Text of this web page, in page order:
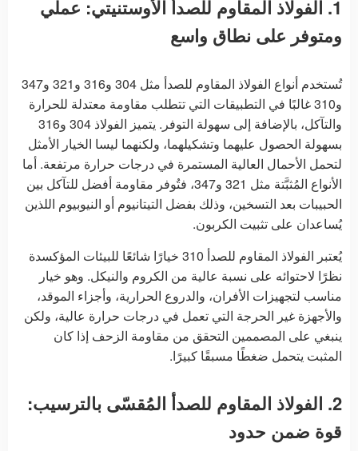
1. الفولاذ المقاوم للصدأ الأوستنيتي: عملي
ومتوفر على نطاق واسع
تُستخدم أنواع الفولاذ المقاوم للصدأ مثل 304 و316 و321 و347
و310 غالبًا في التطبيقات التي تتطلب مقاومة معتدلة للحرارة
والتآكل، بالإضافة إلى سهولة التوفر. يتميز الفولاذ 304 و316
بسهولة الحصول عليهما وتشكيلهما، ولكنهما ليسا الخيار الأمثل
لتحمل الأحمال العالية المستمرة في درجات حرارة مرتفعة. أما
الأنواع المُثبَّتة مثل 321 و347، فتُوفر مقاومة أفضل للتآكل بين
الحبيبات بعد التسخين، وذلك بفضل التيتانيوم أو النيوبيوم اللذين
يُساعدان على تثبيت الكربون.
يُعتبر الفولاذ المقاوم للصدأ 310 خيارًا شائعًا للبيئات المؤكسدة
نظرًا لاحتوائه على نسبة عالية من الكروم والنيكل. وهو خيار
مناسب لتجهيزات الأفران، والدروع الحرارية، وأجزاء الموقد،
والأجهزة غير الحرجة التي تعمل في درجات حرارة عالية، ولكن
ينبغي على المصممين التحقق من مقاومة الزحف إذا كان
المثبت يتحمل ضغطًا مسبقًا كبيرًا.
2. الفولاذ المقاوم للصدأ المُقسّى بالترسيب:
قوة ضمن حدود